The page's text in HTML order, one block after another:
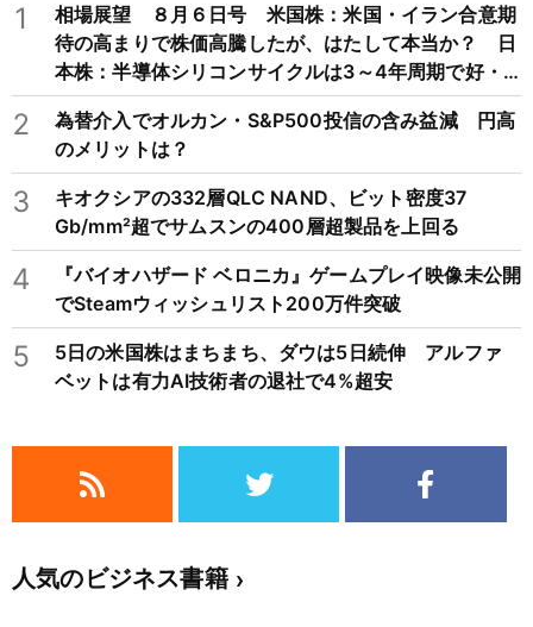
1
相場展望 ８月６日号 米国株：米国・イラン合意期
待の高まりで株価高騰したが、はたして本当か？ 日
本株：半導体シリコンサイクルは3～4年周期で好・
不況を繰り返すため注意
2
為替介入でオルカン・S&P500投信の含み益減 円高
のメリットは？
3
キオクシアの332層QLC NAND、ビット密度37
Gb/mm²超でサムスンの400層超製品を上回る
4
『バイオハザード ベロニカ』ゲームプレイ映像未公開
でSteamウィッシュリスト200万件突破
5
5日の米国株はまちまち、ダウは5日続伸 アルファ
ベットは有力AI技術者の退社で4%超安
人気のビジネス書籍